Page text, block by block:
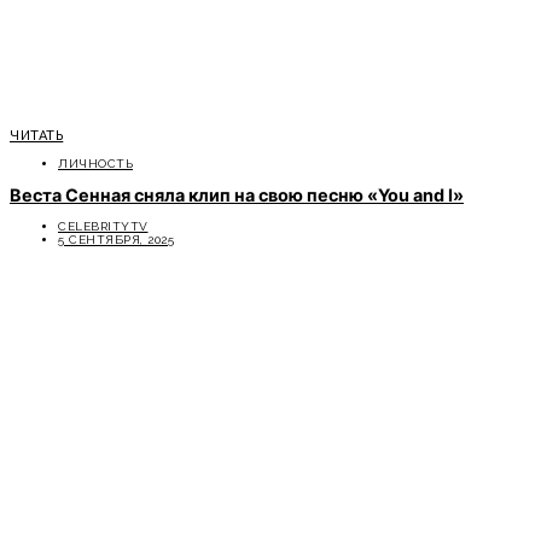
ЧИТАТЬ
ЛИЧНОСТЬ
Веста Сенная сняла клип на свою песню «You and I»
CELEBRITYTV
5 СЕНТЯБРЯ, 2025